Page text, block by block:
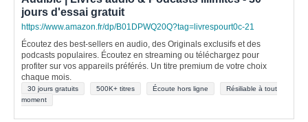
jours d'essai gratuit
https://www.amazon.fr/dp/B01DPWQ20Q?tag=livrespourt0c-21
Écoutez des best-sellers en audio, des Originals exclusifs et des
podcasts populaires. Écoutez en streaming ou téléchargez pour
profiter sur vos appareils préférés. Un titre premium de votre choix
chaque mois.
30 jours gratuits 500K+ titres Écoute hors ligne
Résiliable à tout
moment